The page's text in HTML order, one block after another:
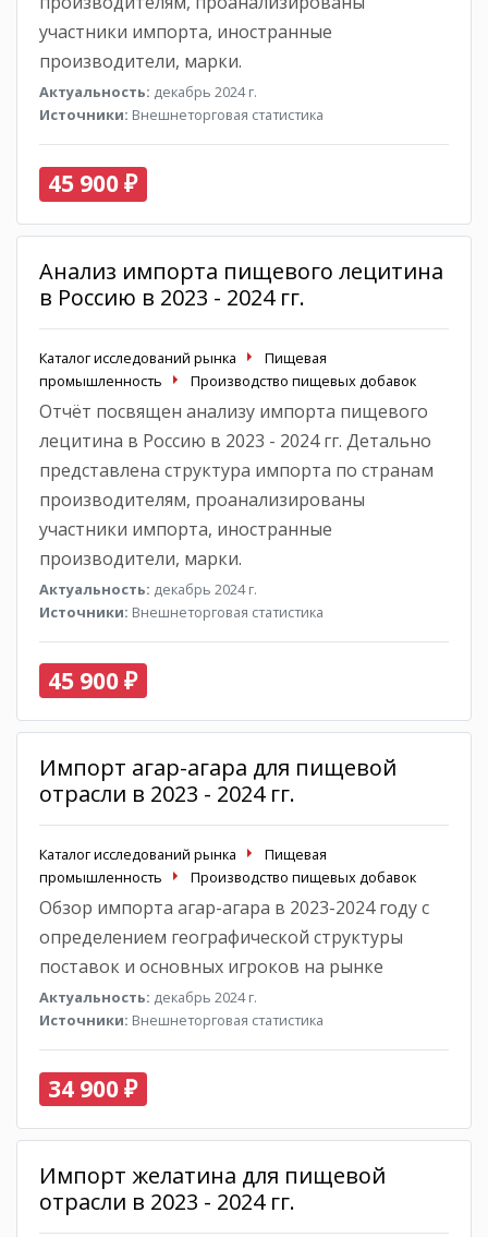
участники импорта, иностранные
производители, марки.
Актуальность: декабрь 2024 г.
Источники: Внешнеторговая статистика
45 900 ₽
Анализ импорта пищевого лецитина
в Россию в 2023 - 2024 гг.
Каталог исследований рынка
Пищевая
промышленность
Производство пищевых добавок
Отчёт посвящен анализу импорта пищевого
лецитина в Россию в 2023 - 2024 гг. Детально
представлена структура импорта по странам
производителям, проанализированы
участники импорта, иностранные
производители, марки.
Актуальность: декабрь 2024 г.
Источники: Внешнеторговая статистика
45 900 ₽
Импорт агар-агара для пищевой
отрасли в 2023 - 2024 гг.
Каталог исследований рынка
Пищевая
промышленность
Производство пищевых добавок
Обзор импорта агар-агара в 2023-2024 году с
определением географической структуры
поставок и основных игроков на рынке
Актуальность: декабрь 2024 г.
Источники: Внешнеторговая статистика
34 900 ₽
Импорт желатина для пищевой
отрасли в 2023 - 2024 гг.